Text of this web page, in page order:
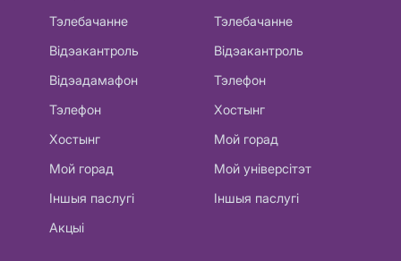
Тэлебачанне
Відэакантроль
Відэадамафон
Тэлефон
Хостынг
Мой горад
Іншыя паслугі
Акцыі
Тэлебачанне
Відэакантроль
Тэлефон
Хостынг
Мой горад
Мой універсітэт
Іншыя паслугі